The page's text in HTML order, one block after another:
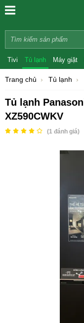
Tivi Tủ lạnh Máy giặt
Trang chủ Tủ lạnh
Tủ lạnh
XZ590CWKV
(1 đánh giá)